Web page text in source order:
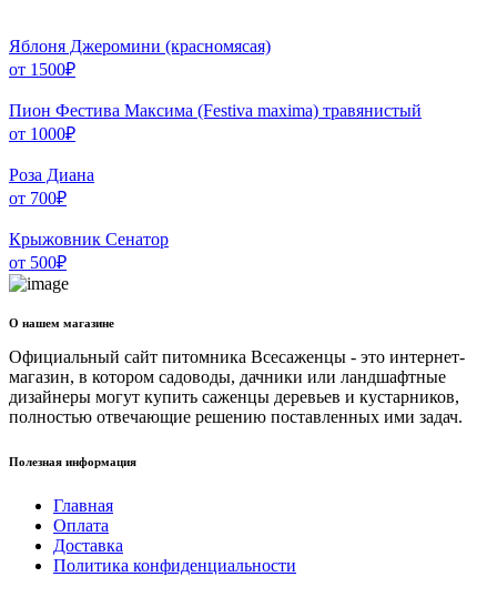
Яблоня Джеромини (красномясая)
от 1500₽
Пион Фестива Максима (Festiva maxima) травянистый
от 1000₽
Роза Диана
от 700₽
Крыжовник Сенатор
от 500₽
О нашем магазине
Официальный сайт питомника Всесаженцы - это интернет-
магазин, в котором садоводы, дачники или ландшафтные
дизайнеры могут купить саженцы деревьев и кустарников,
полностью отвечающие решению поставленных ими задач.
Полезная информация
Главная
Оплата
Доставка
Политика конфиденциальности